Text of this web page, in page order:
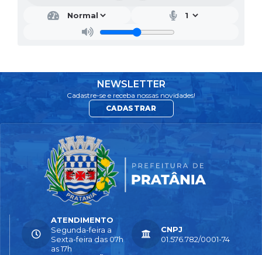
NEWSLETTER
Cadastre-se e receba nossas novidades!
CADASTRAR
ATENDIMENTO
Segunda-feira a
Sexta-feira das 07h
as 17h
CNPJ
01.576.782/0001-74